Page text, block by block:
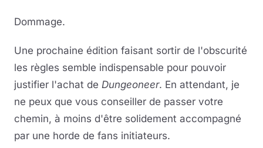
Dommage.
Une prochaine édition faisant sortir de l'obscurité
les règles semble indispensable pour pouvoir
justifier l'achat de Dungeoneer. En attendant, je
ne peux que vous conseiller de passer votre
chemin, à moins d'être solidement accompagné
par une horde de fans initiateurs.